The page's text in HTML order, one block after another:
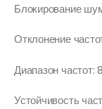
Блокирование
Отклонение
Диапазон частот:
Устойчивость